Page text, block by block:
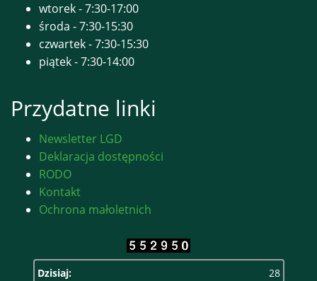
wtorek - 7:30-17:00
środa - 7:30-15:30
czwartek - 7:30-15:30
piątek - 7:30-14:00
Przydatne linki
Newsletter LGD
Deklaracja dostępności
RODO
Kontakt
Ochrona małoletnich
Dzisiaj: 28